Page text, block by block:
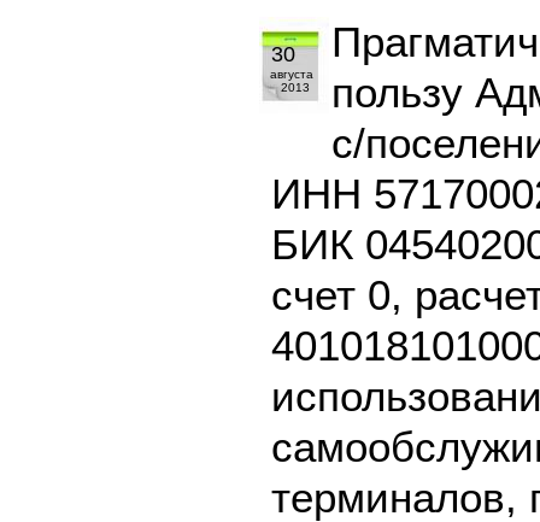
30
августа
2013
пользу
с/
ИНН
БИК
счет 0,
терминалов,